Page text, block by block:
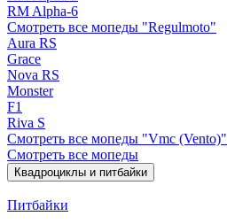
RM Alpha-6
Смотреть все мопеды "Regulmoto"
Aura RS
Grace
Nova RS
Monster
F1
Riva S
Смотреть все мопеды "Vmc (Vento)"
Смотреть все мопеды
Квадроциклы и питбайки
Питбайки